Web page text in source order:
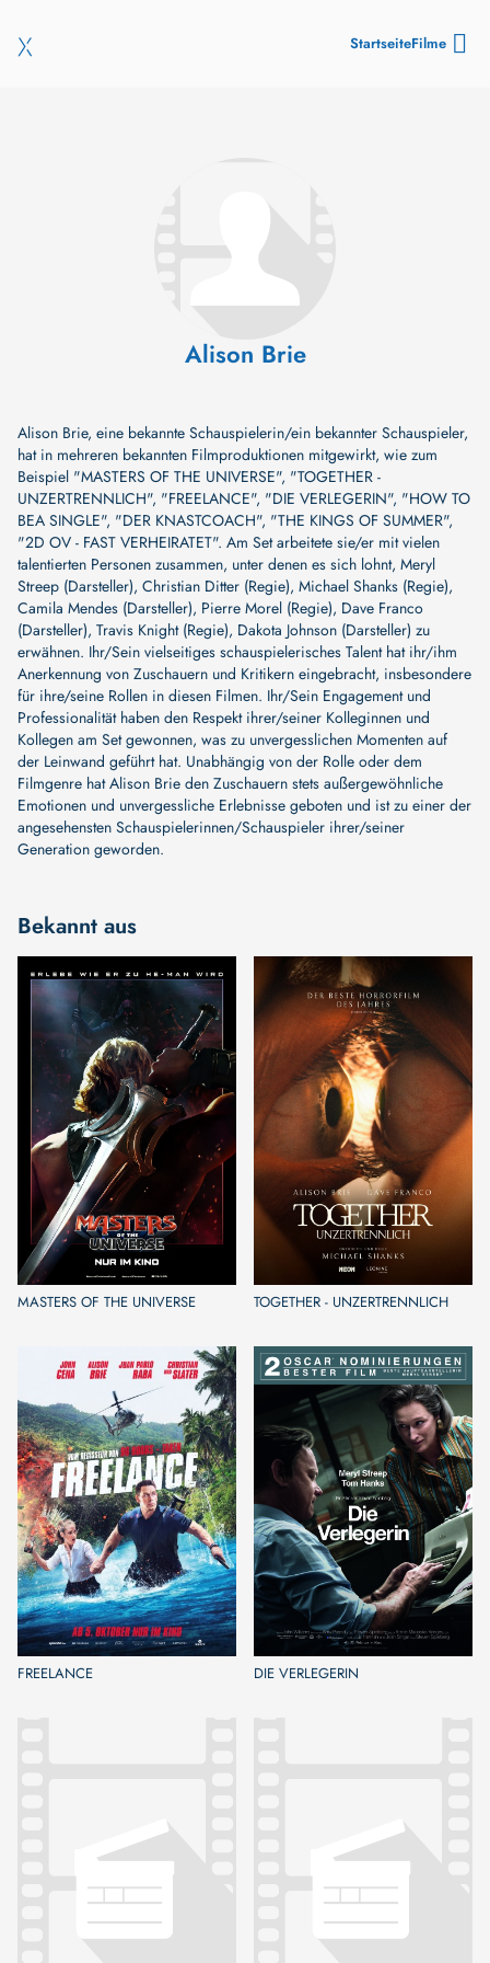
StartseiteFilme
Alison Brie
Alison Brie, eine bekannte Schauspielerin/ein bekannter Schauspieler,
hat in mehreren bekannten Filmproduktionen mitgewirkt, wie zum
Beispiel "MASTERS OF THE UNIVERSE", "TOGETHER -
UNZERTRENNLICH", "FREELANCE", "DIE VERLEGERIN", "HOW TO
BEA SINGLE", "DER KNASTCOACH", "THE KINGS OF SUMMER",
"2D OV - FAST VERHEIRATET". Am Set arbeitete sie/er mit vielen
talentierten Personen zusammen, unter denen es sich lohnt, Meryl
Streep (Darsteller), Christian Ditter (Regie), Michael Shanks (Regie),
Camila Mendes (Darsteller), Pierre Morel (Regie), Dave Franco
(Darsteller), Travis Knight (Regie), Dakota Johnson (Darsteller) zu
erwähnen. Ihr/Sein vielseitiges schauspielerisches Talent hat ihr/ihm
Anerkennung von Zuschauern und Kritikern eingebracht, insbesondere
für ihre/seine Rollen in diesen Filmen. Ihr/Sein Engagement und
Professionalität haben den Respekt ihrer/seiner Kolleginnen und
Kollegen am Set gewonnen, was zu unvergesslichen Momenten auf
der Leinwand geführt hat. Unabhängig von der Rolle oder dem
Filmgenre hat Alison Brie den Zuschauern stets außergewöhnliche
Emotionen und unvergessliche Erlebnisse geboten und ist zu einer der
angesehensten Schauspielerinnen/Schauspieler ihrer/seiner
Generation geworden.
Bekannt aus
MASTERS OF THE UNIVERSE TOGETHER - UNZERTRENNLICH
FREELANCE DIE VERLEGERIN